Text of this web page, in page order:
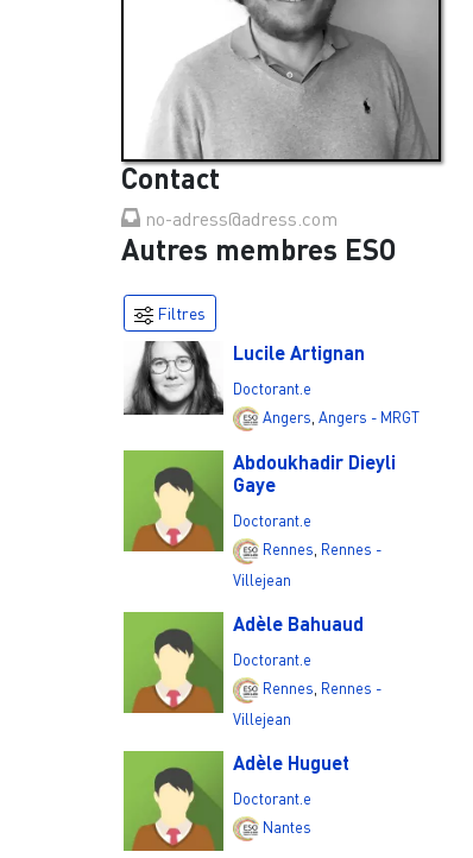
Contact
no-adress@adress.com
Autres membres ESO
Filtres
Lucile Artignan
Doctorant.e
Angers ,Angers - MRGT
Abdoukhadir Dieyli
Gaye
Doctorant.e
Rennes, Rennes -
Villejean
Adèle Bahuaud
Doctorant.e
Rennes Rennes -
Villejean
Adèle Huguet
Doctorant.e
Nantes